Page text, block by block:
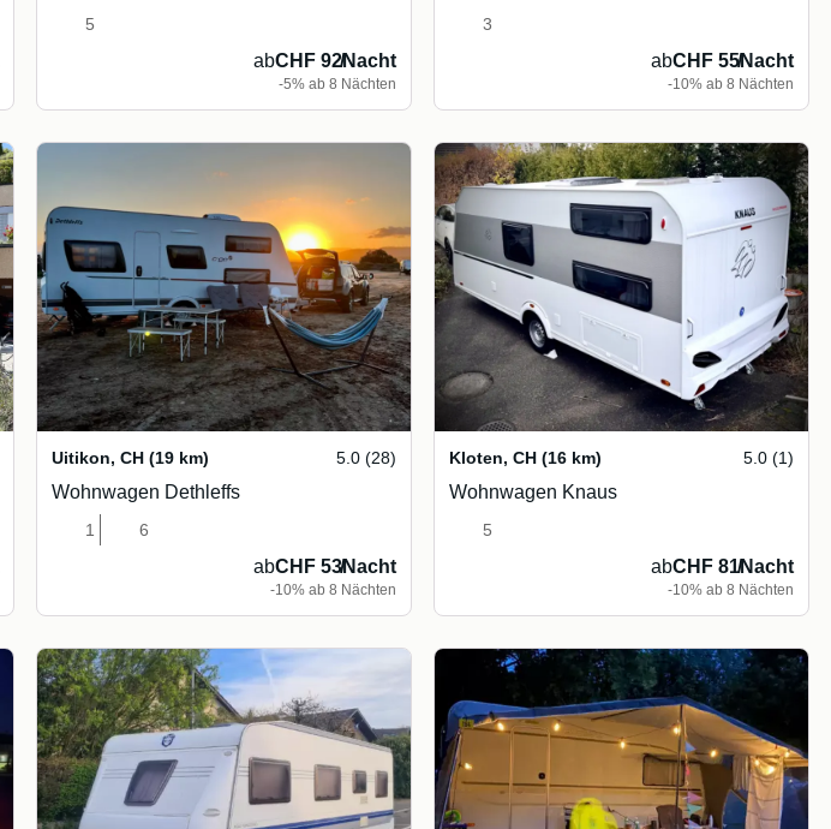
5
abCHF 92/Nacht
-5% ab 8 Nächten
3
abCHF 55/Nacht
-10% ab 8 Nächten
Uitikon, CH (19 km) 5.0 (28)
Wohnwagen Dethleffs
1 6
abCHF 53/Nacht
-10% ab 8 Nächten
Kloten, CH (16 km) 5.0 (1)
Wohnwagen Knaus
5
abCHF 81/Nacht
-10% ab 8 Nächten